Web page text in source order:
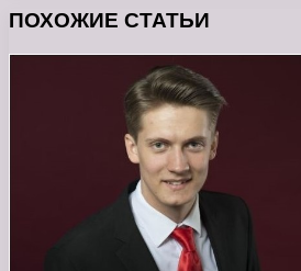
ПОХОЖИЕ СТАТЬИ